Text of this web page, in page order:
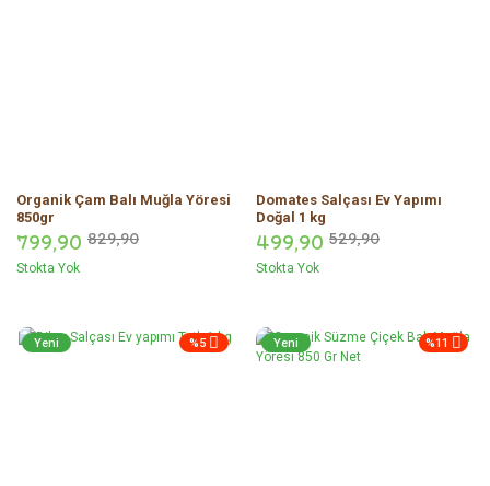
Organik Çam Balı Muğla Yöresi
850gr
799,90 829,90
Stokta Yok
Domates Salçası Ev Yapımı
Doğal 1 kg
499,90 529,90
Stokta Yok
%5
Yeni %11
Yeni